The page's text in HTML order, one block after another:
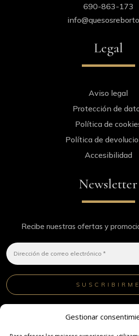
Gestionar
690-863-173
Legal
Aviso legal
Protección de
Política de
Política de
Accesibilidad
Newsletter
Recibe nuestras ofertas y
para obtener más